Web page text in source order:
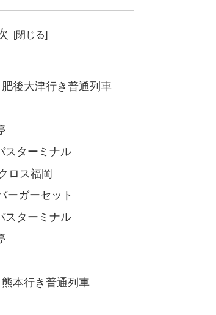
後大津行き普通列車
スターミナル
ロス福岡
ーガーセット
スターミナル
本行き普通列車